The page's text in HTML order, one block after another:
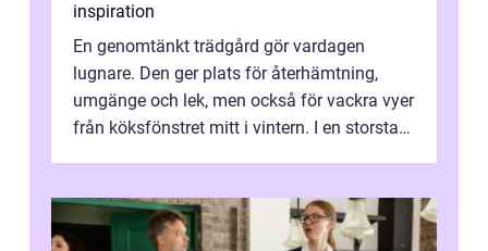
inspiration
En genomtänkt trädgård gör vardagen
lugnare. Den ger plats för återhämtning,
umgänge och lek, men också för vackra vyer
från köksfönstret mitt i vintern. I en storstad